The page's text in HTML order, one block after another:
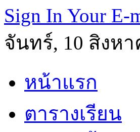
Sign In Your E-
จันทร์, 10 สิงหา
หน้าแรก
ตารางเรียน